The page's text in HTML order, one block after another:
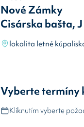
Nové Zámky
Cisárska bašta, J
lokalita letné
Vyberte termíny
Kliknutím vyberte